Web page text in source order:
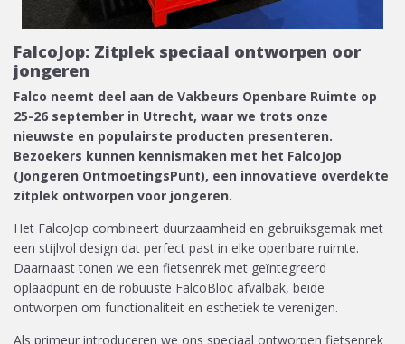
FalcoJop: Zitplek speciaal ontworpen oor
jongeren
Falco neemt deel aan de Vakbeurs Openbare Ruimte op
25-26 september in Utrecht, waar we trots onze
nieuwste en populairste producten presenteren.
Bezoekers kunnen kennismaken met het FalcoJop
(Jongeren OntmoetingsPunt), een innovatieve overdekte
zitplek ontworpen voor jongeren.
Het FalcoJop combineert duurzaamheid en gebruiksgemak met
een stijlvol design dat perfect past in elke openbare ruimte.
Daarnaast tonen we een fietsenrek met geïntegreerd
oplaadpunt en de robuuste FalcoBloc afvalbak, beide
ontworpen om functionaliteit en esthetiek te verenigen.
Als primeur introduceren we ons speciaal ontworpen fietsenrek